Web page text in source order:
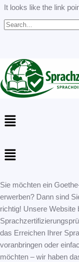
It looks like the link
Menu
Menu
Sie möchten ein
erwerben? Dann sind
richtig! Unsere Website
das Erreichen Ihrer
voranbringen oder
möchten – wir haben